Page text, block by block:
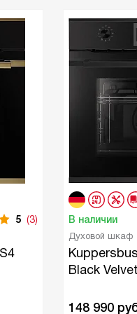
5 (3) В наличии
Духовой шкаф
Black Velvet
148 990